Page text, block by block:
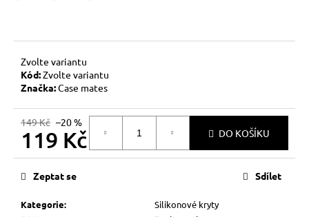
Zvolte variantu
Kód:Zvolte variantu
Značka:Case mates
149 Kč –20 %
119 Kč
Měrná
DO KOŠÍKU
Kategorie:
Silikonové kryty
Zeptat se Sdílet
e
m
e